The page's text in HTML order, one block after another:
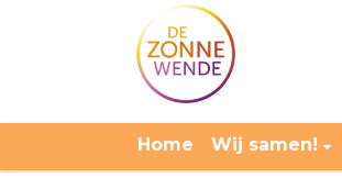
Home Wij samen!